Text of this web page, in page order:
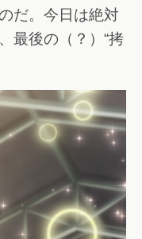
だ。今日は絶対
最後の（？）“拷